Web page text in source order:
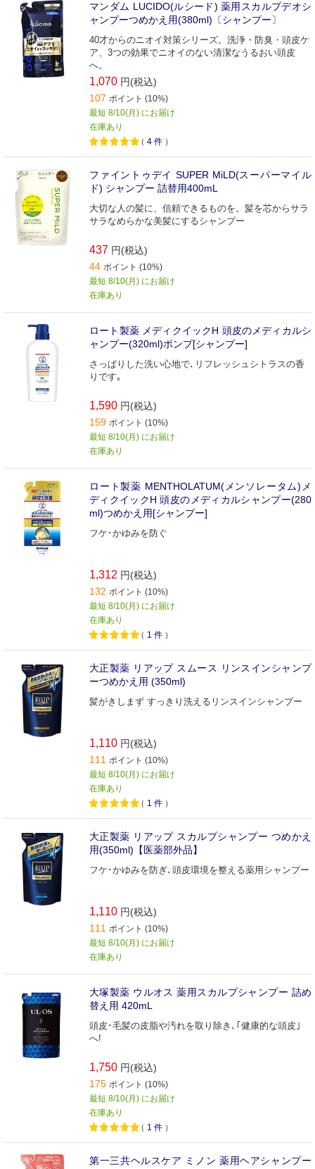
マンダム LUCIDO(ルシード) 薬用スカルプデオシ
ャンプーつめかえ用(380ml)〔シャンプー〕
40才からのニオイ対策シリーズ。洗浄・防臭・頭皮ケ
ア、3つの効果でニオイのない清潔なうるおい頭皮
へ。
1,070 円(税込)
107 ポイント (10%)
最短 8/10(月) にお届け
在庫あり
（ 4 件 ）
ファイントゥデイ SUPER MiLD(スーパーマイル
ド) シャンプー 詰替用400mL
大切な人の髪に、信頼できるものを。髪を芯からサラ
サラなめらかな美髪にするシャンプー
437 円(税込)
44 ポイント (10%)
最短 8/10(月) にお届け
在庫あり
ロート製薬 メディクイックH 頭皮のメディカルシ
ャンプー(320ml)ポンプ[シャンプー]
さっぱりした洗い心地で､リフレッシュシトラスの香
りです｡
1,590 円(税込)
159 ポイント (10%)
最短 8/10(月) にお届け
在庫あり
ロート製薬 MENTHOLATUM(メンソレータム)メ
ディクイックH 頭皮のメディカルシャンプー(280
ml)つめかえ用[シャンプー]
フケ･かゆみを防ぐ
1,312 円(税込)
132 ポイント (10%)
最短 8/10(月) にお届け
在庫あり
（ 1 件 ）
大正製薬 リアップ スムース リンスインシャンプ
ーつめかえ用 (350ml)
髪がきしまず すっきり洗えるリンスインシャンプー
1,110 円(税込)
111 ポイント (10%)
最短 8/10(月) にお届け
在庫あり
（ 1 件 ）
大正製薬 リアップ スカルプシャンプー つめかえ
用(350ml)【医薬部外品】
フケ･かゆみを防ぎ､頭皮環境を整える薬用シャンプー
1,110 円(税込)
111 ポイント (10%)
最短 8/10(月) にお届け
在庫あり
大塚製薬 ウルオス 薬用スカルプシャンプー 詰め
替え用 420mL
頭皮･毛髪の皮脂や汚れを取り除き､｢健康的な頭皮｣
へ!
1,750 円(税込)
175 ポイント (10%)
最短 8/10(月) にお届け
在庫あり
（ 1 件 ）
第一三共ヘルスケア ミノン 薬用ヘアシャンプー